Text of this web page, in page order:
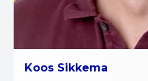
Koos Sikkema